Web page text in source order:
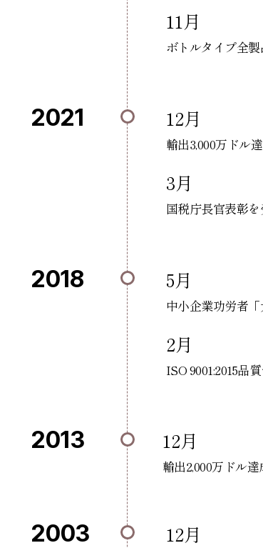
11月
ボトルタイプ全
2021 12月
輸出3,000万ドル
3月
国税庁長官表彰
2018 5月
中小企業功労者
2月
ISO 9001:2015品
2013 12月
輸出2,000万ドル
2003 12月